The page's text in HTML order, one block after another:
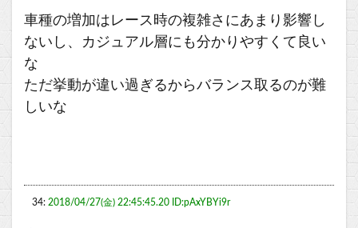
車種の増加はレース時の複雑さにあまり影響し
ないし、カジュアル層にも分かりやすくて良い
な
ただ挙動が違い過ぎるからバランス取るのが難
しいな
34: 2018/04/27(金) 22:45:45.20 ID:pAxYBYi9r